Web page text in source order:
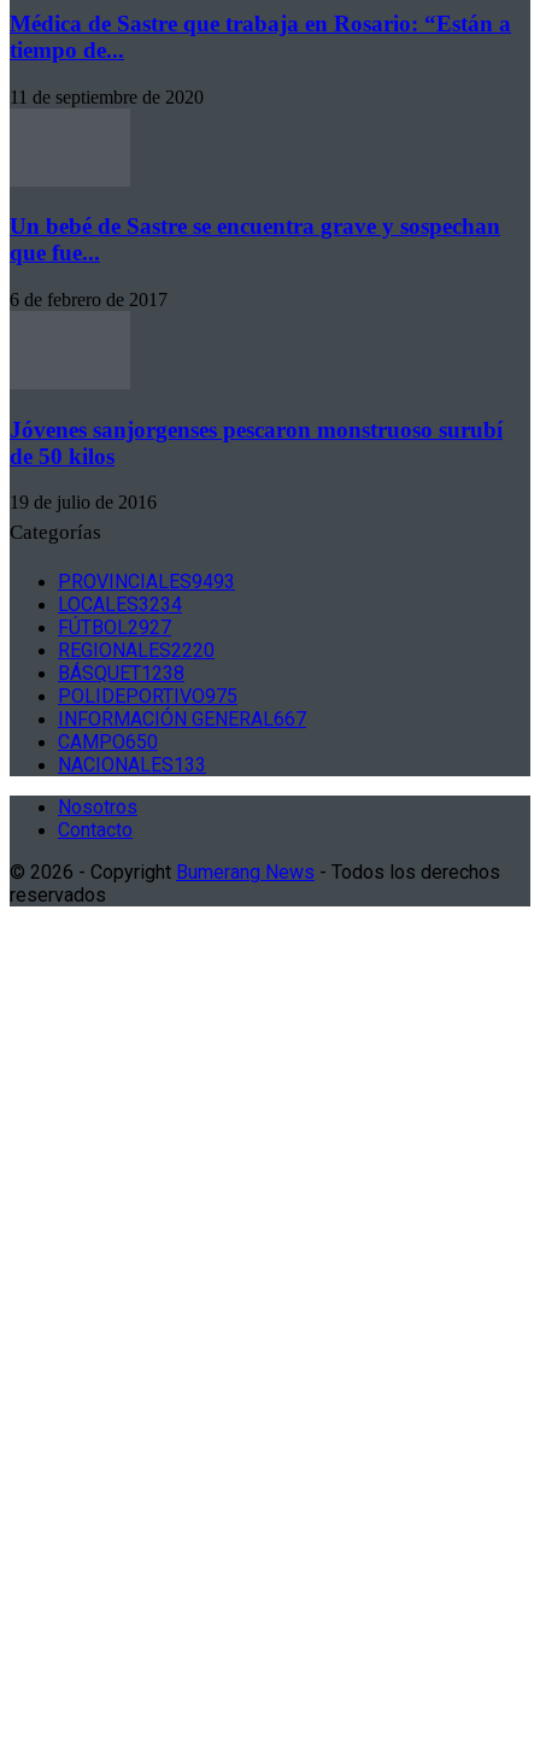
Médica de Sastre que trabaja en Rosario: “Están a
tiempo de...
11 de septiembre de 2020
Un bebé de Sastre se encuentra grave y sospechan
que fue...
6 de febrero de 2017
Jóvenes sanjorgenses pescaron monstruoso surubí
de 50 kilos
19 de julio de 2016
Categorías
PROVINCIALES9493
LOCALES3234
FÚTBOL2927
REGIONALES2220
BÁSQUET1238
POLIDEPORTIVO975
INFORMACIÓN GENERAL667
CAMPO650
NACIONALES133
Nosotros
Contacto
© 2026 - Copyright Bumerang News - Todos los derechos
reservados